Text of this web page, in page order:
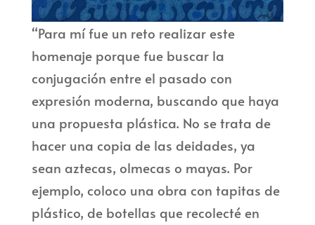
“Para mí fue un reto realizar este
homenaje porque fue buscar la
conjugación entre el pasado con
expresión moderna, buscando que haya
una propuesta plástica. No se trata de
hacer una copia de las deidades, ya
sean aztecas, olmecas o mayas. Por
ejemplo, coloco una obra con tapitas de
plástico, de botellas que recolecté en